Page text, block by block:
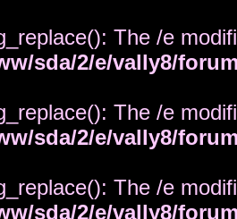
The /e
sda/2/e/vally8/
The /e
sda/2/e/vally8/
The /e
sda/2/e/vally8/